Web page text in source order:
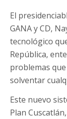
El
GANA y CD,
tecnológico
República,
problemas
solventar
Este nuevo
Plan